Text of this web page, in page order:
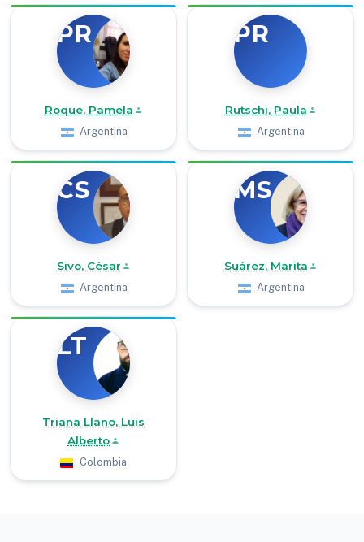
PR
Roque, Pamela
Argentina
PR
Rutschi, Paula
Argentina
CS
Sivo, César
Argentina
MS
Suárez, Marita
Argentina
LT
Triana Llano, Luis
Alberto
Colombia